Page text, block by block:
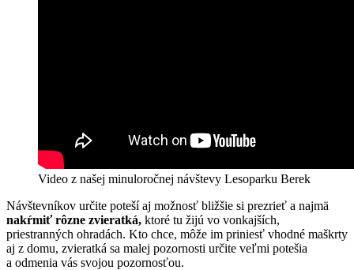
Video z našej minuloročnej návštevy Lesoparku Berek
Návštevníkov určite poteší aj možnosť bližšie si prezrieť a najmä
nakŕmiť rôzne zvieratká, ktoré tu žijú vo vonkajších,
priestranných ohradách. Kto chce, môže im priniesť vhodné maškrty
aj z domu, zvieratká sa malej pozornosti určite veľmi potešia
a odmenia vás svojou pozornosťou.